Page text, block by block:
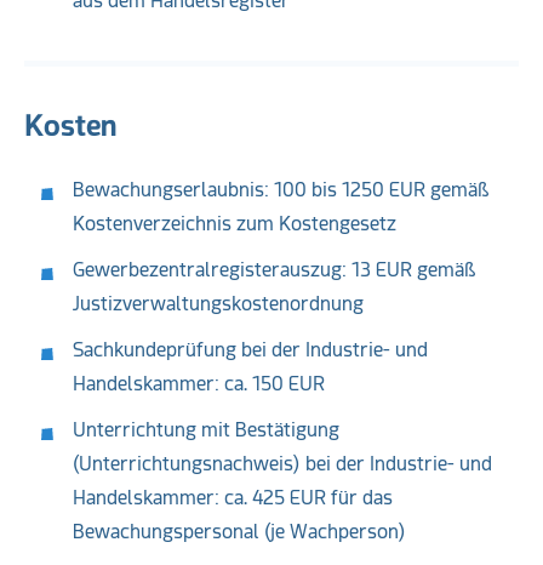
Kosten
Bewachungserlaubnis: 100 bis 1250 EUR gemäß
Kostenverzeichnis zum Kostengesetz
Gewerbezentralregisterauszug: 13 EUR gemäß
Justizverwaltungskostenordnung
Sachkundeprüfung bei der Industrie- und
Handelskammer: ca. 150 EUR
Unterrichtung mit Bestätigung
(Unterrichtungsnachweis) bei der Industrie- und
Handelskammer: ca. 425 EUR für das
Bewachungspersonal (je Wachperson)